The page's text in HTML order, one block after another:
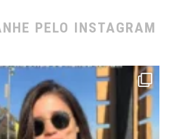
PELO INSTAGRAM